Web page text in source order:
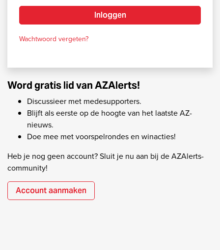
Inloggen
Wachtwoord vergeten?
Word gratis lid van AZAlerts!
Discussieer met medesupporters.
Blijft als eerste op de hoogte van het laatste AZ-
nieuws.
Doe mee met voorspelrondes en winacties!
Heb je nog geen account? Sluit je nu aan bij de AZAlerts-
community!
Account aanmaken